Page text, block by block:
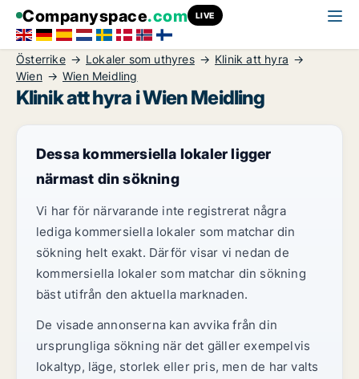
Companyspace.com LIVE
Österrike Lokaler som uthyres
Klinik att hyra
Wien
Wien Meidling
Klinik att hyra i Wien Meidling
Dessa kommersiella lokaler ligger
närmast din sökning
Vi har för närvarande inte registrerat några
lediga kommersiella lokaler som matchar din
sökning helt exakt. Därför visar vi nedan de
kommersiella lokaler som matchar din sökning
bäst utifrån den aktuella marknaden.
De visade annonserna kan avvika från din
ursprungliga sökning när det gäller exempelvis
lokaltyp, läge, storlek eller pris, men de har valts